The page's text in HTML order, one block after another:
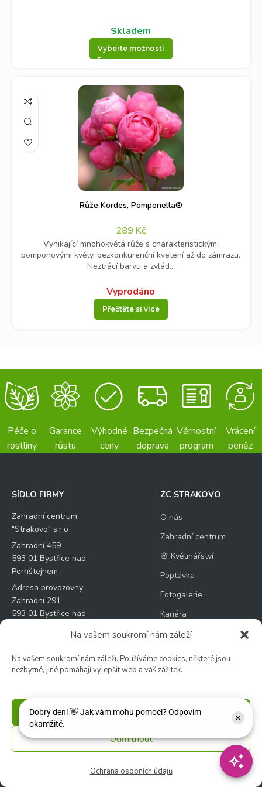
Na vašem soukromí nám záleží
Na vašem soukromí nám záleží. Používáme cookies, některé jsou
nezbytné, jiné pomáhají vylepšit web a váš zážitek.
Příjmout
Odmítnout
Ochrana osobních údajů
Skladem
Vyberte možnosti
Růže Kordes, Pomponella®
289 Kč
Vynikající mnohokvětá růže s charakteristickými
pomponovými květy, bezkonkurenční kvetení až do zámrazu.
Neztrácí barvu a zvlád...
Vyprodáno
Přečtěte si více
Péče o
rostliny
Garance
růstu
Výhodné
ceny
Bezpečná
doprava
Věrnostní
program
Vrácení
peněz
SÍDLO FIRMY
Zahradní centrum
"Strakovo" s.r.o
Zahradní 459
593 01 Bystřice nad
Pernštejnem
Adresa provozovny:
Zahradní 291
593 01 Bystřice nad
ZC STRAKOVO
O nás
Zahradní centrum
🌸 Květinářství
Poptávka
Fotogalerie
Kariéra
Recenze
E-SHOP
Produkty
Obchodní podmínky
OSTATNÍ
Můj účet
Dárkové poukazy